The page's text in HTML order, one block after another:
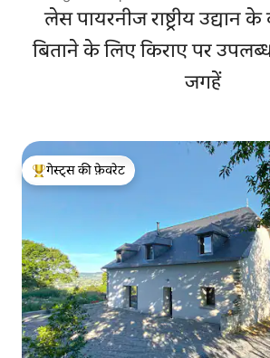
लेस पायरनीज राष्ट्रीय उद्यान के
बिताने के लिए किराए पर
जगहें
गेस्ट्स का टॉप फ़ेवरेट
गेस्ट्स की फ़ेवरेट